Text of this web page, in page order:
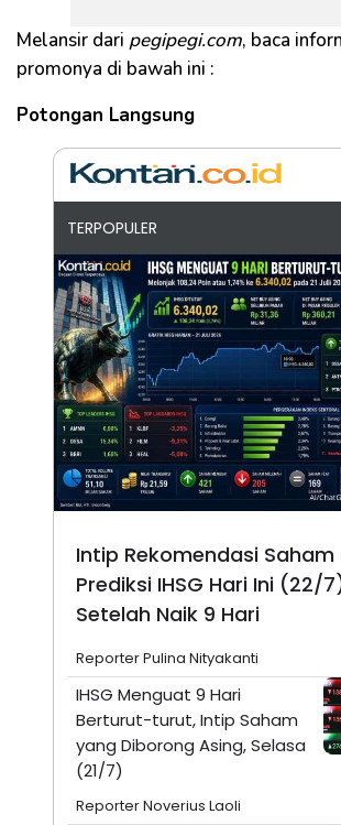
Melansir dari pegipegi.com, baca
promonya di bawah ini :
Potongan Langsung
TERPOPULER
Intip Rekomendasi Saham
Prediksi IHSG Hari Ini (22/
Setelah Naik 9 Hari
Reporter Pulina Nityakanti
IHSG Menguat 9 Hari
Berturut-turut, Intip Saham
yang Diborong Asing, Selasa
(21/7)
Reporter Noverius Laoli